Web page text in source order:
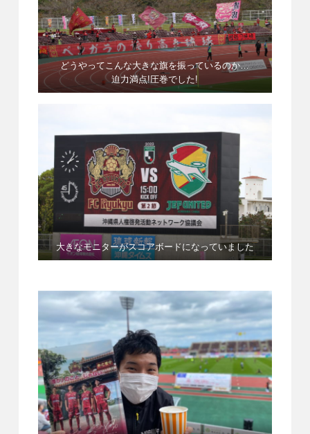
どうやってこんな大きな旗を振っているのか…
迫力満点!圧巻でした!
大きなモニターがスコアボードになっていました